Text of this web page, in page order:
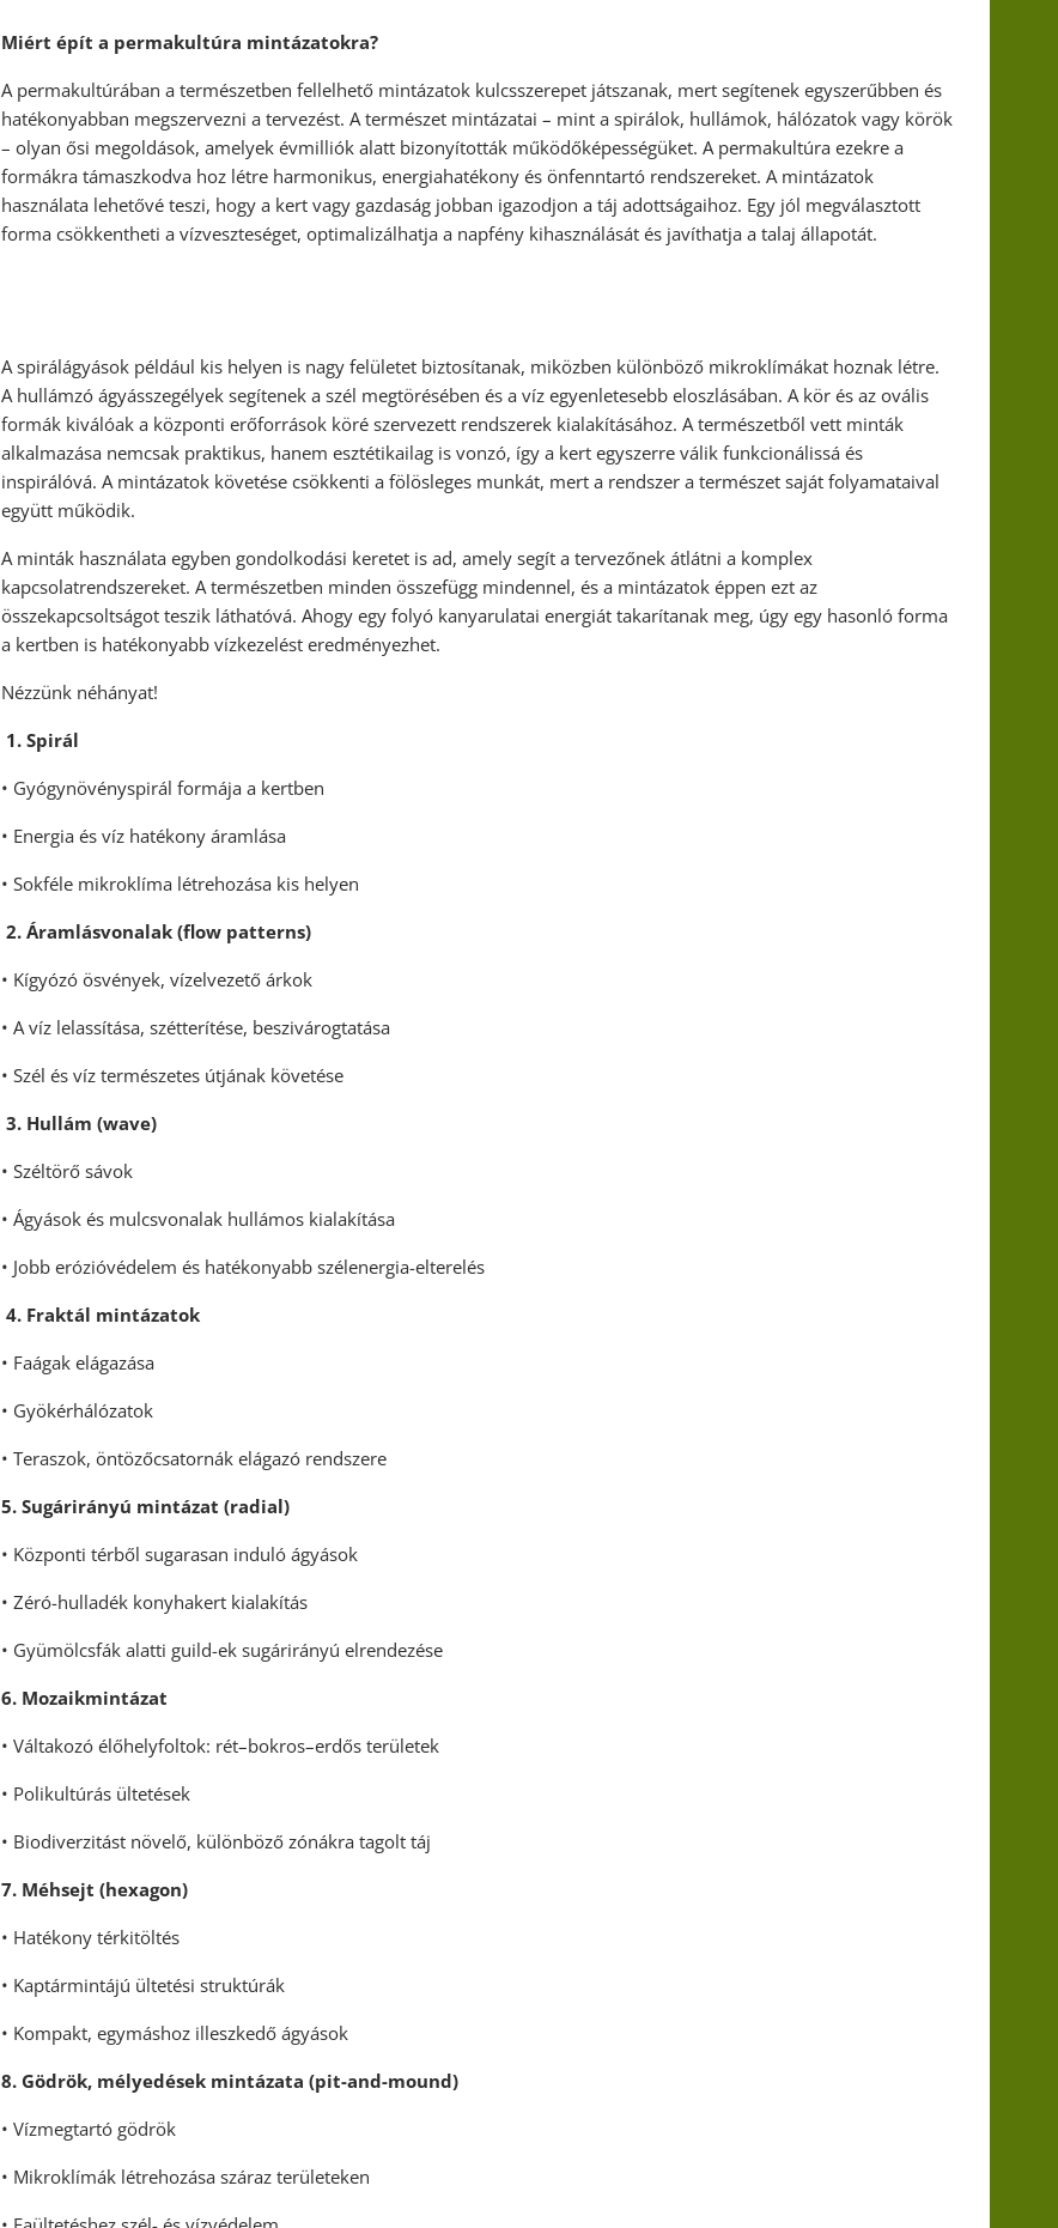
Miért épít a permakultúra mintázatokra?
A permakultúrában a természetben fellelhető mintázatok kulcsszerepet játszanak, mert segítenek egyszerűbben és
hatékonyabban megszervezni a tervezést. A természet mintázatai – mint a spirálok, hullámok, hálózatok vagy körök
– olyan ősi megoldások, amelyek évmilliók alatt bizonyították működőképességüket. A permakultúra ezekre a
formákra támaszkodva hoz létre harmonikus, energiahatékony és önfenntartó rendszereket. A mintázatok
használata lehetővé teszi, hogy a kert vagy gazdaság jobban igazodjon a táj adottságaihoz. Egy jól megválasztott
forma csökkentheti a vízveszteséget, optimalizálhatja a napfény kihasználását és javíthatja a talaj állapotát.
A spirálágyások például kis helyen is nagy felületet biztosítanak, miközben különböző mikroklímákat hoznak létre.
A hullámzó ágyásszegélyek segítenek a szél megtörésében és a víz egyenletesebb eloszlásában. A kör és az ovális
formák kiválóak a központi erőforrások köré szervezett rendszerek kialakításához. A természetből vett minták
alkalmazása nemcsak praktikus, hanem esztétikailag is vonzó, így a kert egyszerre válik funkcionálissá és
inspirálóvá. A mintázatok követése csökkenti a fölösleges munkát, mert a rendszer a természet saját folyamataival
együtt működik.
A minták használata egyben gondolkodási keretet is ad, amely segít a tervezőnek átlátni a komplex
kapcsolatrendszereket. A természetben minden összefügg mindennel, és a mintázatok éppen ezt az
összekapcsoltságot teszik láthatóvá. Ahogy egy folyó kanyarulatai energiát takarítanak meg, úgy egy hasonló forma
a kertben is hatékonyabb vízkezelést eredményezhet.
Nézzünk néhányat!
1. Spirál
• Gyógynövényspirál formája a kertben
• Energia és víz hatékony áramlása
• Sokféle mikroklíma létrehozása kis helyen
2. Áramlásvonalak (flow patterns)
• Kígyózó ösvények, vízelvezető árkok
• A víz lelassítása, szétterítése, beszivárogtatása
• Szél és víz természetes útjának követése
3. Hullám (wave)
• Széltörő sávok
• Ágyások és mulcsvonalak hullámos kialakítása
• Jobb erózióvédelem és hatékonyabb szélenergia-elterelés
4. Fraktál mintázatok
• Faágak elágazása
• Gyökérhálózatok
• Teraszok, öntözőcsatornák elágazó rendszere
5. Sugárirányú mintázat (radial)
• Központi térből sugarasan induló ágyások
• Zéró-hulladék konyhakert kialakítás
• Gyümölcsfák alatti guild-ek sugárirányú elrendezése
6. Mozaikmintázat
• Váltakozó élőhelyfoltok: rét–bokros–erdős területek
• Polikultúrás ültetések
• Biodiverzitást növelő, különböző zónákra tagolt táj
7. Méhsejt (hexagon)
• Hatékony térkitöltés
• Kaptármintájú ültetési struktúrák
• Kompakt, egymáshoz illeszkedő ágyások
8. Gödrök, mélyedések mintázata (pit-and-mound)
• Vízmegtartó gödrök
• Mikroklímák létrehozása száraz területeken